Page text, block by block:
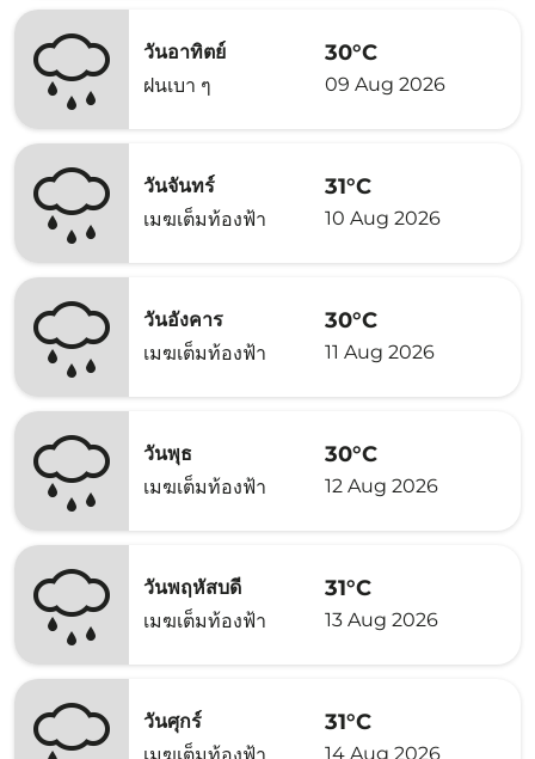
วันอาทิตย์
ฝนเบา ๆ
30°C
09 Aug 2026
วันจันทร์
เมฆเต็มท้องฟ้า
31°C
10 Aug 2026
วันอังคาร
เมฆเต็มท้องฟ้า
30°C
11 Aug 2026
วันพุธ
เมฆเต็มท้องฟ้า
30°C
12 Aug 2026
วันพฤหัสบดี
เมฆเต็มท้องฟ้า
31°C
13 Aug 2026
วันศุกร์
31°C
14 Aug 2026